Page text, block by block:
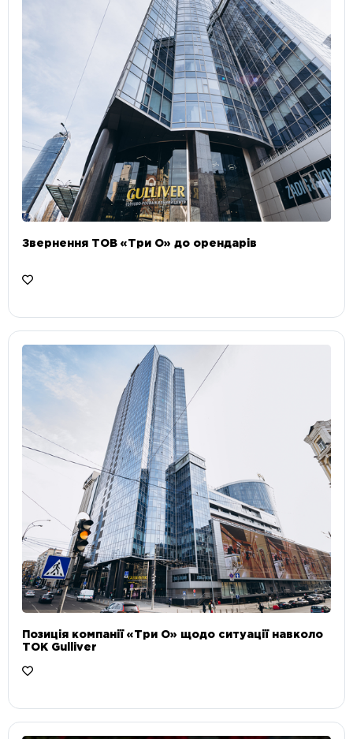
Звернення ТОВ «Три О» до орендарів
Позиція компанії «Три О» щодо ситуації навколо
ТОК Gulliver